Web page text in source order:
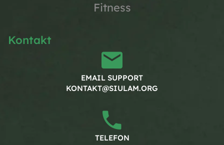
Fitness
Kontakt
EMAIL SUPPORT
KONTAKT@SIULAM.ORG
TELEFON